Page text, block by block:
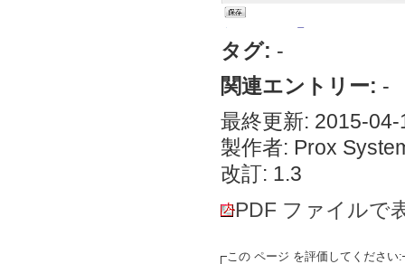
タグ: -
関連エントリー: -
最終更新: 2015-
製作者: Prox
改訂: 1.3
PDF ファイルで
この ページ を評価してください: